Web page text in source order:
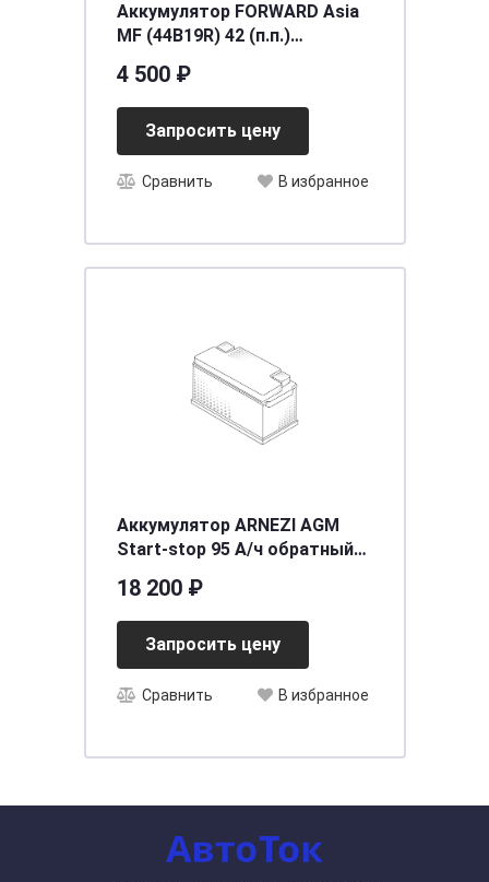
Аккумулятор FORWARD Asia
MF (44B19R) 42 (п.п.)
4 500 ₽
Запросить цену
Сравнить В избранное
Аккумулятор ARNEZI AGM
Start-stop 95 А/ч обратный
18 200 ₽
Запросить цену
Сравнить В избранное